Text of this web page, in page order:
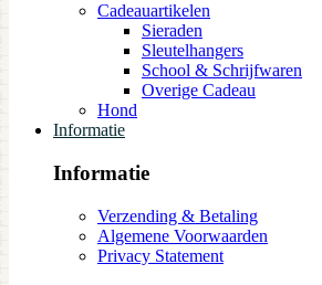
Cadeauartikelen
Sieraden
Sleutelhangers
School & Schrijfwaren
Overige Cadeau
Hond
Informatie
Informatie
Verzending & Betaling
Algemene Voorwaarden
Privacy Statement